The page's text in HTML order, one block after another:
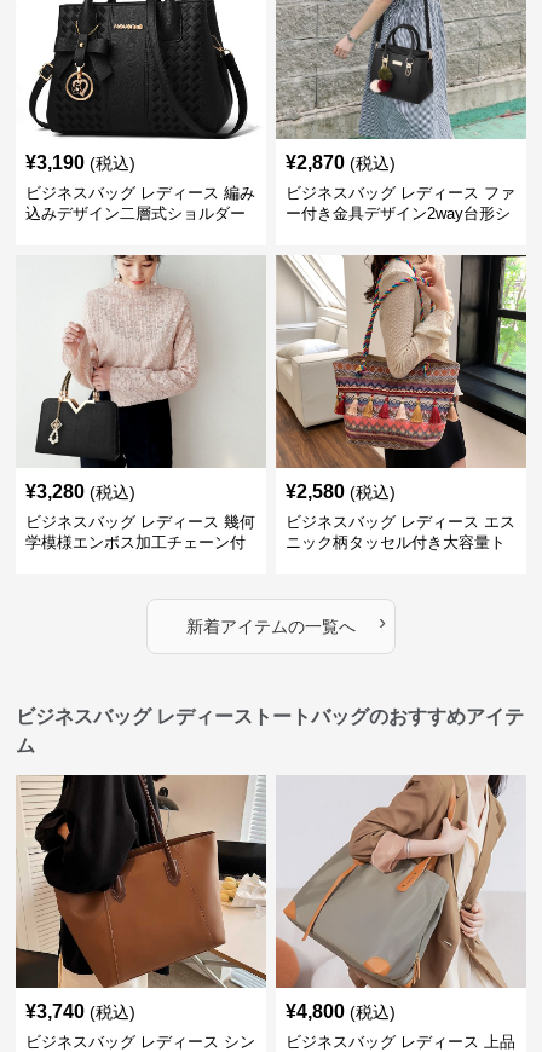
¥3,190 (税込)
ビジネスバッグ レディース 編み
込みデザイン二層式ショルダー
¥2,870 (税込)
ビジネスバッグ レディース ファ
ー付き金具デザイン2way台形シ
¥3,280 (税込)
ビジネスバッグ レディース 幾何
学模様エンボス加工チェーン付
¥2,580 (税込)
ビジネスバッグ レディース エス
ニック柄タッセル付き大容量ト
新着アイテムの一覧へ ›
ビジネスバッグ レディーストートバッグのおすすめアイテ
ム
¥3,740 (税込)
ビジネスバッグ レディース シン
¥4,800 (税込)
ビジネスバッグ レディース 上品